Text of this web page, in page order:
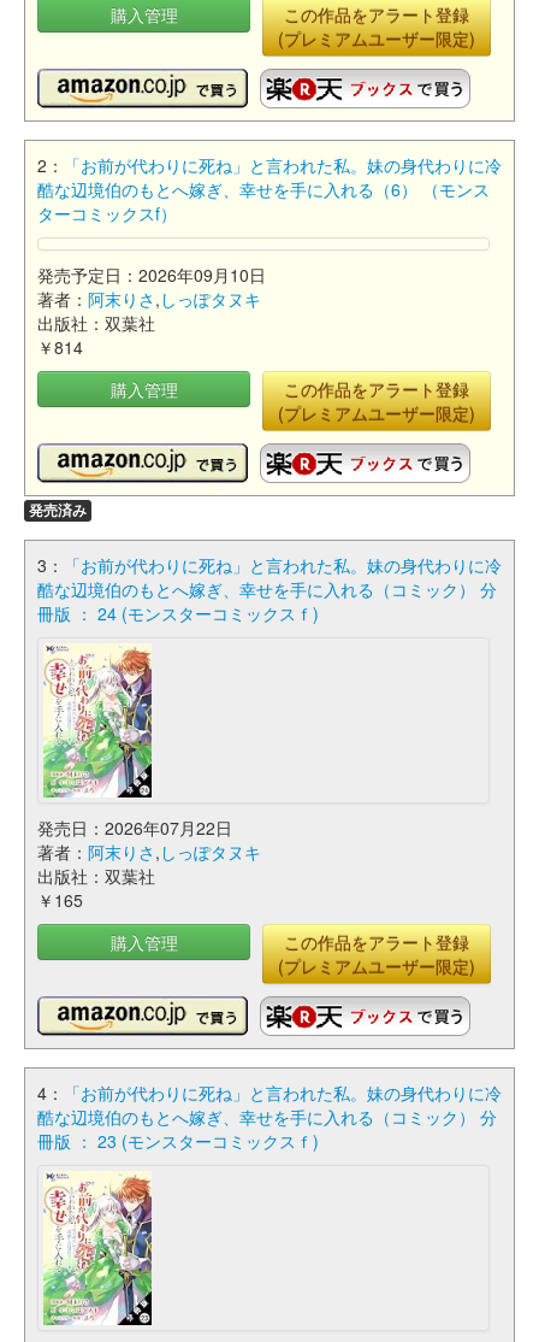
購入管理
この作品をアラート登録
(プレミアムユーザー限定)
2：
「お前が代わりに死ね」と言われた私。妹の身代わりに冷
酷な辺境伯のもとへ嫁ぎ、幸せを手に入れる（6） （モンス
ターコミックスf）
発売予定日：2026年09月10日
著者： 阿末りさ , しっぽタヌキ
出版社：双葉社
￥814
購入管理
この作品をアラート登録
(プレミアムユーザー限定)
発売済み
3：
「お前が代わりに死ね」と言われた私。妹の身代わりに冷
酷な辺境伯のもとへ嫁ぎ、幸せを手に入れる（コミック） 分
冊版 ： 24 (モンスターコミックスｆ)
発売日：2026年07月22日
著者： 阿末りさ , しっぽタヌキ
出版社：双葉社
￥165
購入管理
この作品をアラート登録
(プレミアムユーザー限定)
4：
「お前が代わりに死ね」と言われた私。妹の身代わりに冷
酷な辺境伯のもとへ嫁ぎ、幸せを手に入れる（コミック） 分
冊版 ： 23 (モンスターコミックスｆ)